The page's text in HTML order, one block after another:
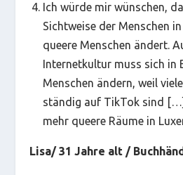
Ich würde mir wünschen,
Sichtweise der Menschen
queere Menschen ändert.
Internetkultur muss sich in
Menschen ändern, weil
ständig auf TikTok sind
mehr queere Räume in
Lisa/ 31 Jahre alt /